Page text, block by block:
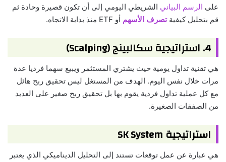
على الرسم البياني الشريطي اليومي إلى أن تكون قصيرة وحادة ثم
قم بتحليل كيفيةتصرف الأسهم أو ETF منذ بداية الاتجاه.
4. استراتيجية سكالبينج (Scalping)
هي تقنية تداول يومية حيث يشتري المستثمر ويبيع سهما فرديا عدة
مرات خلال نفس اليوم. الهدف من المستغل ليس تحقيق ربح هائل
مع كل عملية تداول فردية يقوم بها بل تحقيق ربح صغير على العديد
من الصفقات الصغيرة.
استراتيجية SK System
هي عبارة عن عمل توقعات تستند إلى التحليل الديناميكي الذي يعتبر